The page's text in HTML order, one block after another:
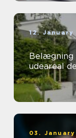
12. January
Belægning i
udeareal
03.